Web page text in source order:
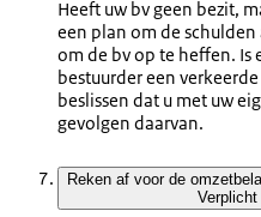
Heeft uw bv geen bezit,
een plan om de
om de bv op te heffen. Is
bestuurder een
beslissen dat u met uw
gevolgen daarvan.
Reken af voor de
Verplicht